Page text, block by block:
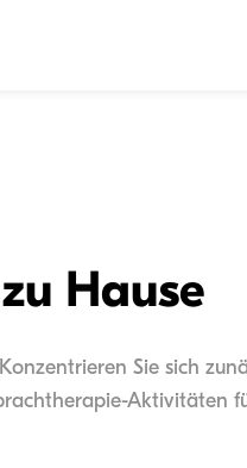
Hause
Sie sich
Aktivitäten